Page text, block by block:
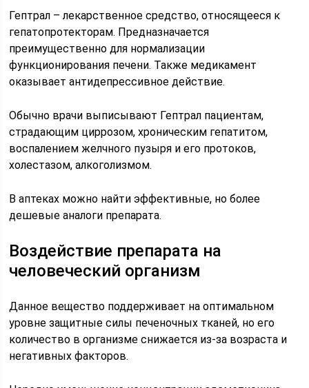
Гептрал – лекарственное средство, относящееся к
гепатопротекторам. Предназначается
преимущественно для нормализации
функционирования печени. Также медикамент
оказывает антидепрессивное действие.
Обычно врачи выписывают Гептрал пациентам,
страдающим циррозом, хроническим гепатитом,
воспалением желчного пузыря и его протоков,
холестазом, алкоголизмом.
В аптеках можно найти эффективные, но более
дешевые аналоги препарата.
Воздействие препарата на
человеческий организм
Данное вещество поддерживает на оптимальном
уровне защитные силы печеночных тканей, но его
количество в организме снижается из-за возраста и
негативных факторов.